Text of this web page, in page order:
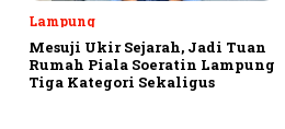
Lampung
Mesuji Ukir Sejarah, Jadi Tuan
Rumah Piala Soeratin Lampung
Tiga Kategori Sekaligus